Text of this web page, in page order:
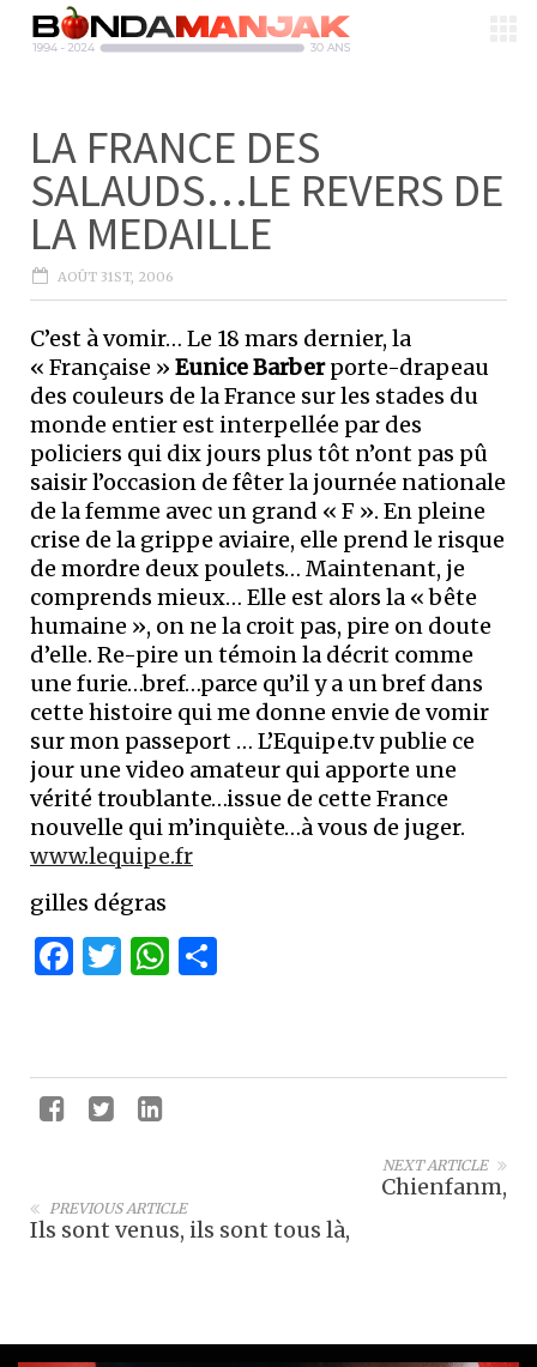
LA FRANCE DES
SALAUDS…LE REVERS DE
LA MEDAILLE
AOÛT 31ST, 2006
C’est à vomir… Le 18 mars dernier, la
« Française » Eunice Barberporte-drapeau
des couleurs de la France sur les stades du
monde entier est interpellée par des
policiers qui dix jours plus tôt n’ont pas pû
saisir l’occasion de fêter la journée nationale
de la femme avec un grand « F ». En pleine
crise de la grippe aviaire, elle prend le risque
de mordre deux poulets… Maintenant, je
comprends mieux… Elle est alors la « bête
humaine », on ne la croit pas, pire on doute
d’elle. Re-pire un témoin la décrit comme
une furie…bref…parce qu’il y a un bref dans
cette histoire qui me donne envie de vomir
sur mon passeport … L’Equipe.tv publie ce
jour une video amateur qui apporte une
vérité troublante…issue de cette France
nouvelle qui m’inquiète…à vous de juger.
www.lequipe.fr
gilles dégras
Facebook
Twitter
WhatsApp
NEXT ARTICLE
Chienfanm,
PREVIOUS ARTICLE
Ils sont venus, ils sont tous là,